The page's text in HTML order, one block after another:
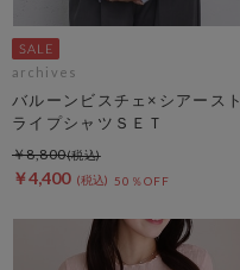
archives
バルーンビスチェ×シアースト
ライプシャツＳＥＴ
￥4,400 50％OFF
￥8,800